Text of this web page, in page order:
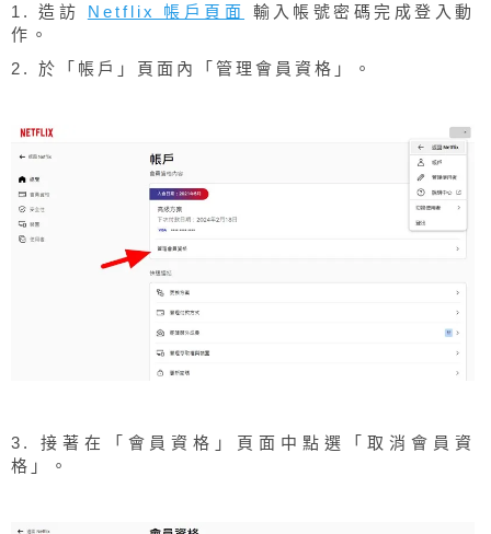
1. 造訪 Netflix 帳戶頁面
輸入帳號密碼完成登入動
作。
2. 於「帳戶」頁面內「管理會員資格」。
3. 接著在「會員資格」頁面中點選「取消會員資
格」。